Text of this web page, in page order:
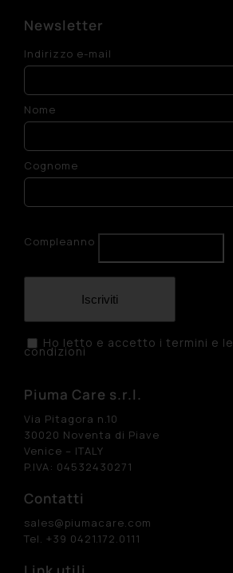
Newsletter
Indirizzo e-mail
Nome
Cognome
Compleanno
Iscriviti
Ho letto e accetto i termini e le
condizioni
Piuma Care s.r.l.
Via Pitagora n.10
30020 Noventa di Piave
Venice – ITALY
P.IVA: 04532430271
Contatti
sales@piumacare.com
Tel. +39 0421.172.0111